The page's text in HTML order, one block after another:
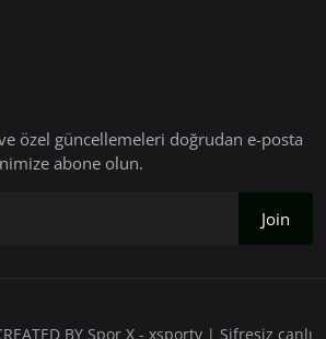
özel güncellemeleri doğrudan e-posta
abone olun.
Join
BY Spor X - xsportv | Şifresiz canlı